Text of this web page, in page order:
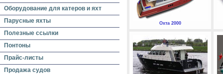
Оборудование для катеров и яхт
Парусные яхты
Полезные ссылки
Понтоны
Прайс-листы
Продажа судов
Охта 2000